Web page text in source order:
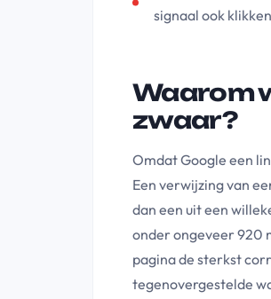
signaal ook
Waarom
zwaar?
Omdat Google een
Een verwijzing van
dan een uit een
onder ongeveer 920
pagina de sterkst
tegenovergestelde